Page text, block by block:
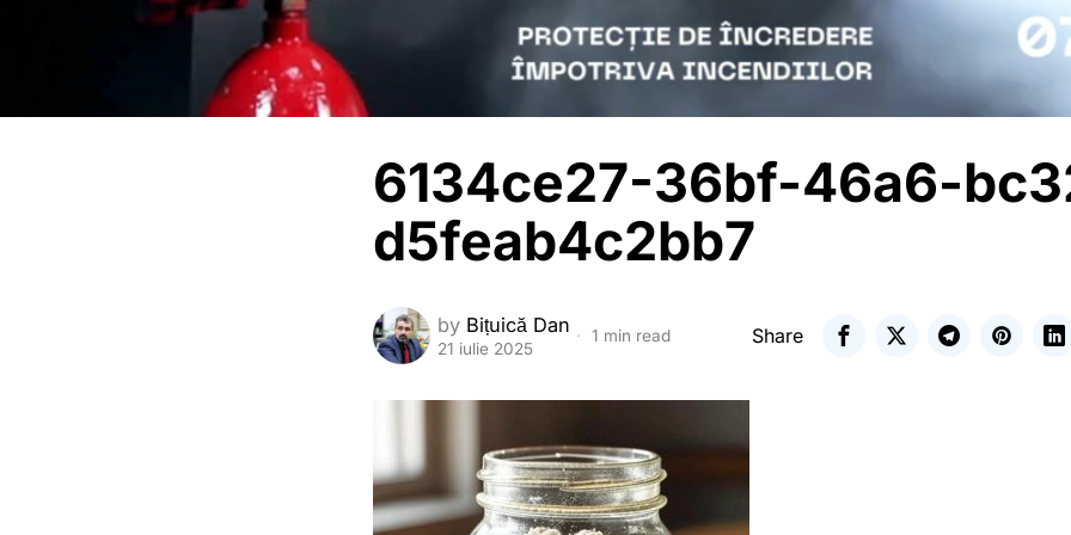
6134ce27-36bf-46a6-
d5feab4c2bb7
by Bițuică Dan
21 iulie 2025
1 min read Share